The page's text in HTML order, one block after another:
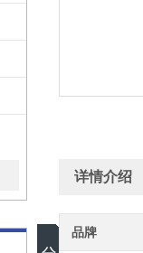
详情介绍
品牌